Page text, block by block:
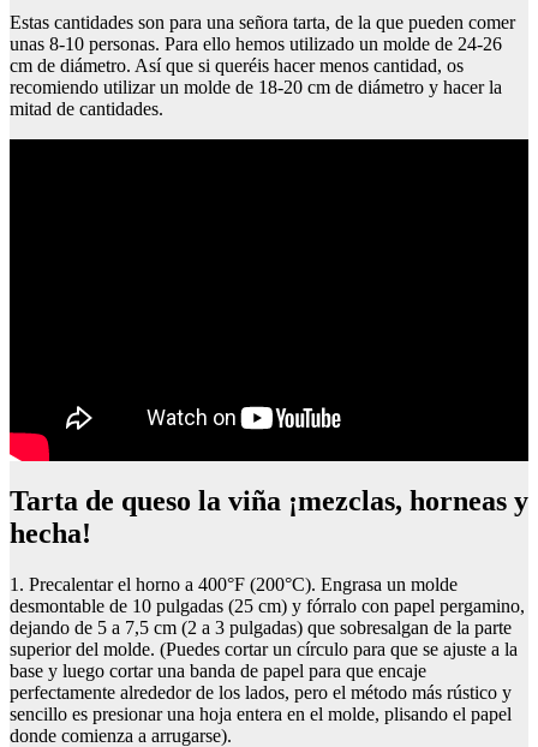
Estas cantidades son para una señora tarta, de la que pueden comer
unas 8-10 personas. Para ello hemos utilizado un molde de 24-26
cm de diámetro. Así que si queréis hacer menos cantidad, os
recomiendo utilizar un molde de 18-20 cm de diámetro y hacer la
mitad de cantidades.
Tarta de queso la viña ¡mezclas, horneas y
hecha!
1. Precalentar el horno a 400°F (200°C). Engrasa un molde
desmontable de 10 pulgadas (25 cm) y fórralo con papel pergamino,
dejando de 5 a 7,5 cm (2 a 3 pulgadas) que sobresalgan de la parte
superior del molde. (Puedes cortar un círculo para que se ajuste a la
base y luego cortar una banda de papel para que encaje
perfectamente alrededor de los lados, pero el método más rústico y
sencillo es presionar una hoja entera en el molde, plisando el papel
donde comienza a arrugarse).